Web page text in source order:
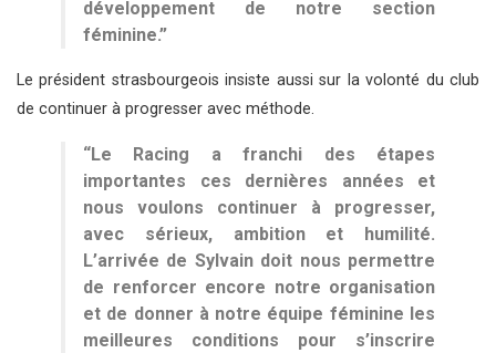
développement de notre section
féminine.”
Le président strasbourgeois insiste aussi sur la volonté du club
de continuer à progresser avec méthode.
“Le Racing a franchi des étapes
importantes ces dernières années et
nous voulons continuer à progresser,
avec sérieux, ambition et humilité.
L’arrivée de Sylvain doit nous permettre
de renforcer encore notre organisation
et de donner à notre équipe féminine les
meilleures conditions pour s’inscrire